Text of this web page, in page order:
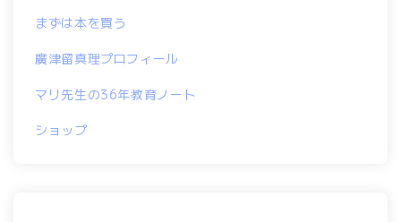
まずは本を買う
廣津留真理プロフィール
マリ先生の36年教育ノート
ショップ